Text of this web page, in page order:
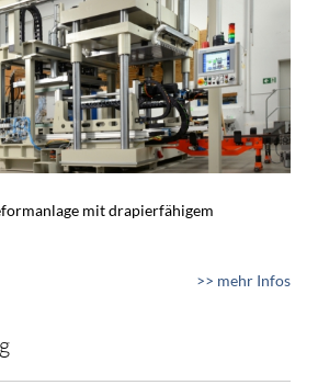
mit drapierfähigem
>> mehr Infos